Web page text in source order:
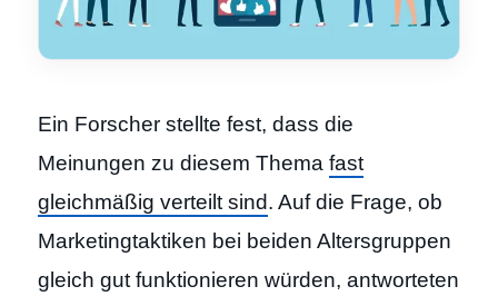
Ein Forscher stellte fest, dass die
Meinungen zu diesem Thema fast
gleichmäßig verteilt sind. Auf die Frage, ob
Marketingtaktiken bei beiden Altersgruppen
gleich gut funktionieren würden, antworteten